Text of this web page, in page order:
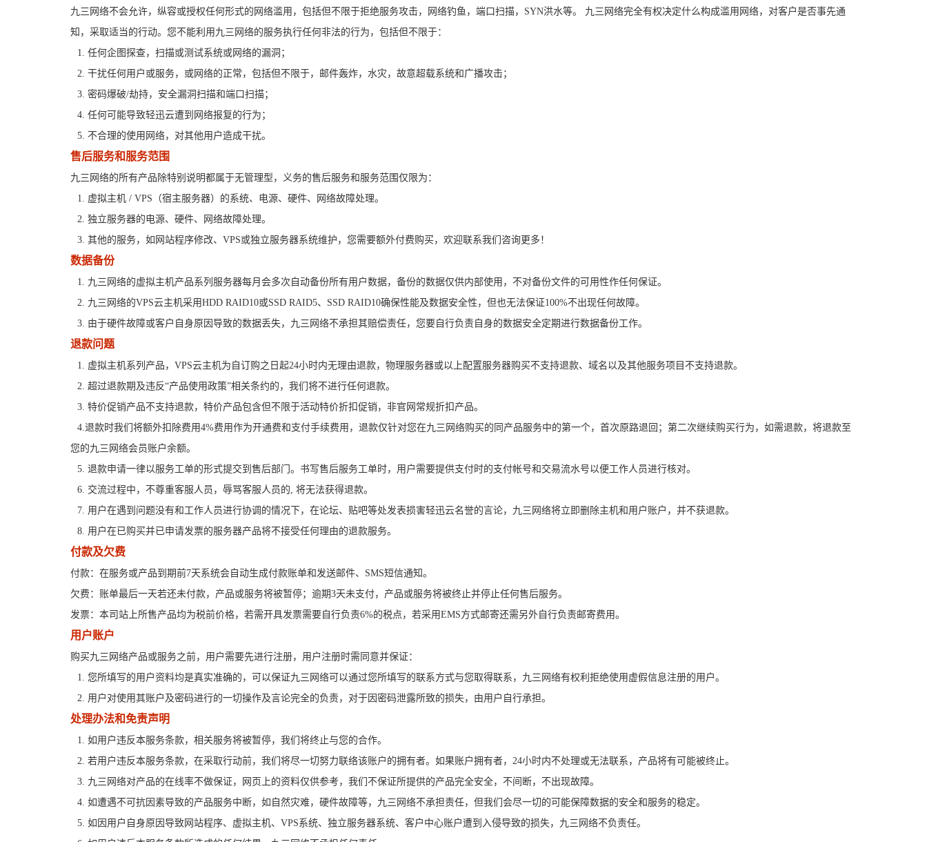
九三网络不会允许，纵容或授权任何形式的网络滥用，包括但不限于拒绝服务攻击，网络钓鱼，端口扫描，SYN洪水等。 九三网络完全有权决定什么构成滥用网络，对客户是否事先通
知，采取适当的行动。您不能利用九三网络的服务执行任何非法的行为，包括但不限于：
1. 任何企图探查，扫描或测试系统或网络的漏洞；
2. 干扰任何用户或服务，或网络的正常，包括但不限于，邮件轰炸，水灾，故意超载系统和广播攻击；
3. 密码爆破/劫持，安全漏洞扫描和端口扫描；
4. 任何可能导致轻迅云遭到网络报复的行为；
5. 不合理的使用网络，对其他用户造成干扰。
售后服务和服务范围
九三网络的所有产品除特别说明都属于无管理型，义务的售后服务和服务范围仅限为：
1. 虚拟主机 / VPS（宿主服务器）的系统、电源、硬件、网络故障处理。
2. 独立服务器的电源、硬件、网络故障处理。
3. 其他的服务，如网站程序修改、VPS或独立服务器系统维护，您需要额外付费购买，欢迎联系我们咨询更多！
数据备份
1. 九三网络的虚拟主机产品系列服务器每月会多次自动备份所有用户数据，备份的数据仅供内部使用，不对备份文件的可用性作任何保证。
2. 九三网络的VPS云主机采用HDD RAID10或SSD RAID5、SSD RAID10确保性能及数据安全性，但也无法保证100%不出现任何故障。
3. 由于硬件故障或客户自身原因导致的数据丢失，九三网络不承担其赔偿责任，您要自行负责自身的数据安全定期进行数据备份工作。
退款问题
1. 虚拟主机系列产品，VPS云主机为自订购之日起24小时内无理由退款，物理服务器或以上配置服务器购买不支持退款、域名以及其他服务项目不支持退款。
2. 超过退款期及违反“产品使用政策”相关条约的，我们将不进行任何退款。
3. 特价促销产品不支持退款，特价产品包含但不限于活动特价折扣促销，非官网常规折扣产品。
4.退款时我们将额外扣除费用4%费用作为开通费和支付手续费用，退款仅针对您在九三网络购买的同产品服务中的第一个，首次原路退回；第二次继续购买行为，如需退款，将退款至
您的九三网络会员账户余额。
5. 退款申请一律以服务工单的形式提交到售后部门。书写售后服务工单时，用户需要提供支付时的支付帐号和交易流水号以便工作人员进行核对。
6. 交流过程中，不尊重客服人员，辱骂客服人员的, 将无法获得退款。
7. 用户在遇到问题没有和工作人员进行协调的情况下，在论坛、贴吧等处发表损害轻迅云名誉的言论，九三网络将立即删除主机和用户账户，并不获退款。
8. 用户在已购买并已申请发票的服务器产品将不接受任何理由的退款服务。
付款及欠费
付款：在服务或产品到期前7天系统会自动生成付款账单和发送邮件、SMS短信通知。
欠费：账单最后一天若还未付款，产品或服务将被暂停；逾期3天未支付，产品或服务将被终止并停止任何售后服务。
发票：本司站上所售产品均为税前价格，若需开具发票需要自行负责6%的税点，若采用EMS方式邮寄还需另外自行负责邮寄费用。
用户账户
购买九三网络产品或服务之前，用户需要先进行注册，用户注册时需同意并保证：
1. 您所填写的用户资料均是真实准确的，可以保证九三网络可以通过您所填写的联系方式与您取得联系，九三网络有权利拒绝使用虚假信息注册的用户。
2. 用户对使用其账户及密码进行的一切操作及言论完全的负责，对于因密码泄露所致的损失，由用户自行承担。
处理办法和免责声明
1. 如用户违反本服务条款，相关服务将被暂停，我们将终止与您的合作。
2. 若用户违反本服务条款，在采取行动前，我们将尽一切努力联络该账户的拥有者。如果账户拥有者，24小时内不处理或无法联系，产品将有可能被终止。
3. 九三网络对产品的在线率不做保证，网页上的资料仅供参考，我们不保证所提供的产品完全安全，不间断，不出现故障。
4. 如遭遇不可抗因素导致的产品服务中断，如自然灾难，硬件故障等，九三网络不承担责任，但我们会尽一切的可能保障数据的安全和服务的稳定。
5. 如因用户自身原因导致网站程序、虚拟主机、VPS系统、独立服务器系统、客户中心账户遭到入侵导致的损失，九三网络不负责任。